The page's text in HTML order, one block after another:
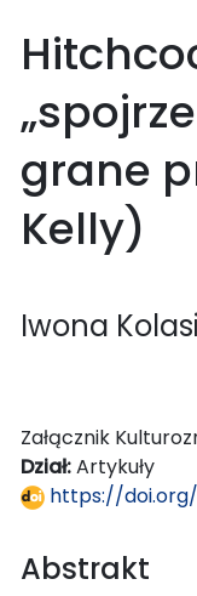
grane
Kelly)
Iwona
Załącznik
Dział:Artykuły
https://doi.org/
Abstrakt